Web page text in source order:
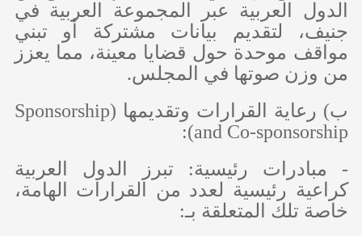
الدول العربية عبر المجموعة العربية في
جنيف، لتقديم بيانات مشتركة أو تبني
مواقف موحدة حول قضايا معينة، مما يعزز
من وزن صوتها في المجلس.
‌ب) رعاية القرارات وتقديمها (Sponsorship
and Co-sponsorship
):
- مبادرات رئيسية: تبرز الدول العربية
كراعية رئيسية لعدد من القرارات الهامة،
خاصة تلك المتعلقة بـ: